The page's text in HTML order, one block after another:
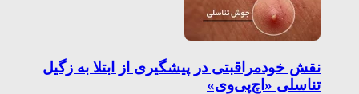
نقش خودمراقبتی در پیشگیری از ابتلا به زگیل
تناسلی «اچ‌پی‌وی»